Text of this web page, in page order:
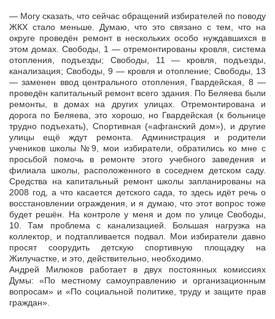
— Могу сказать, что сейчас обращений избирателей по поводу
ЖКХ стало меньше. Думаю, что это связано с тем, что на
округе проведён ремонт в нескольких особо нуждавшихся в
этом домах. Свободы, 1 — отремонтированы кровля, система
отопления, подъезды; Свободы, 11 — кровля, подъезды,
канализация; Свободы, 9 — кровля и отопление; Свободы, 13
— заменен ввод центрального отопления, Гвардейская, 8 —
проведён капитальный ремонт всего здания. По Беляева были
ремонты, в домах на других улицах. Отремонтирована и
дорога по Беляева, это хорошо, но Гвардейская (к больнице
трудно подъехать), Спортивная («афганский дом»), и другие
улицы ещё ждут ремонта. Администрация и родители
учеников школы №9, мои избиратели, обратились ко мне с
просьбой помочь в ремонте этого учебного заведения и
филиала школы, расположенного в соседнем детском саду.
Средства на капитальный ремонт школы запланированы на
2008 год, а что касается детского сада, то здесь идёт речь о
восстановлении ограждения, и я думаю, что этот вопрос тоже
будет решён. На контроле у меня и дом по улице Свободы,
10. Там проблема с канализацией. Большая нагрузка на
коллектор, и подтапливается подвал. Мои избиратели давно
просят соорудить детскую спортивную площадку на
Жилучастке, и это, действительно, необходимо.
Андрей Милюков работает в двух постоянных комиссиях
Думы: «По местному самоуправлению и организационным
вопросам» и «По социальной политике, труду и защите прав
граждан».